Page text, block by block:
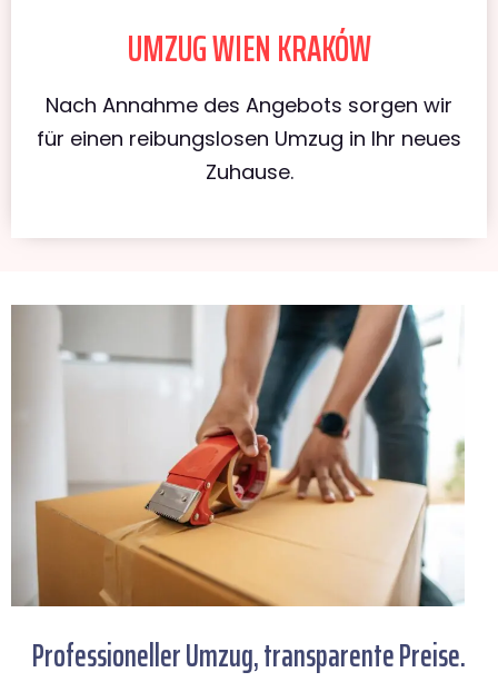
UMZUG WIEN KRAKÓW
Nach Annahme des Angebots sorgen wir
für einen reibungslosen Umzug in Ihr neues
Zuhause.
Professioneller Umzug, transparente Preise.